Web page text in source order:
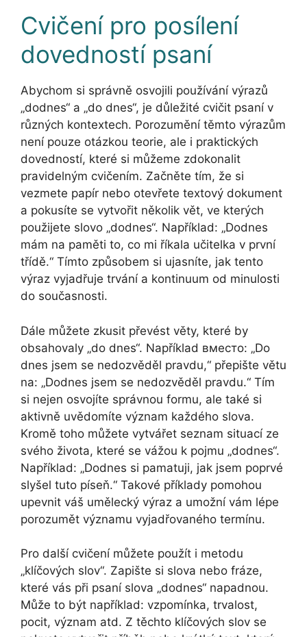
Cvičení pro posílení
dovedností psaní
Abychom si správně osvojili používání výrazů
„dodnes“ a „do dnes“, je důležité cvičit psaní v
různých kontextech. Porozumění těmto výrazům
není pouze otázkou teorie, ale i praktických
dovedností, které si můžeme zdokonalit
pravidelným cvičením. Začněte tím, že si
vezmete papír nebo otevřete textový dokument
a pokusíte se vytvořit několik vět, ve kterých
použijete slovo „dodnes“. Například: „Dodnes
mám na paměti to, co mi říkala učitelka v první
třídě.“ Tímto způsobem si ujasníte, jak tento
výraz vyjadřuje trvání a kontinuum od minulosti
do současnosti.
Dále můžete zkusit převést věty, které by
obsahovaly „do dnes“. Například вместо: „Do
dnes jsem se nedozvěděl pravdu,“ přepište větu
na: „Dodnes jsem se nedozvěděl pravdu.“ Tím
si nejen osvojíte správnou formu, ale také si
aktivně uvědomíte význam každého slova.
Kromě toho můžete vytvářet seznam situací ze
svého života, které se vážou k pojmu „dodnes“.
Například: „Dodnes si pamatuji, jak jsem poprvé
slyšel tuto píseň.“ Takové příklady pomohou
upevnit váš umělecký výraz a umožní vám lépe
porozumět významu vyjadřovaného termínu.
Pro další cvičení můžete použít i metodu
„klíčových slov“. Zapište si slova nebo fráze,
které vás při psaní slova „dodnes“ napadnou.
Může to být například: vzpomínka, trvalost,
pocit, význam atd. Z těchto klíčových slov se